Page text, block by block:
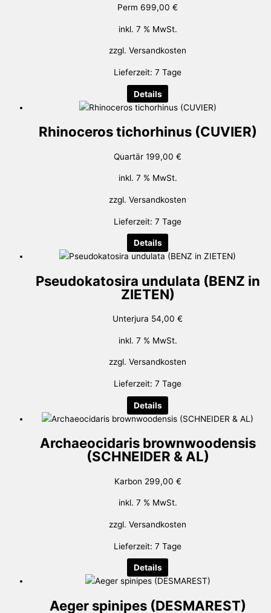
Perm 699,00 €
inkl. 7 % MwSt.
zzgl. Versandkosten
Lieferzeit: 7 Tage
Details
Rhinoceros tichorhinus (CUVIER)
Quartär 199,00 €
inkl. 7 % MwSt.
zzgl. Versandkosten
Lieferzeit: 7 Tage
Details
Pseudokatosira undulata (BENZ in
ZIETEN)
Unterjura 54,00 €
inkl. 7 % MwSt.
zzgl. Versandkosten
Lieferzeit: 7 Tage
Details
Archaeocidaris brownwoodensis
(SCHNEIDER & AL)
Karbon 299,00 €
inkl. 7 % MwSt.
zzgl. Versandkosten
Lieferzeit: 7 Tage
Details
Aeger spinipes (DESMAREST)